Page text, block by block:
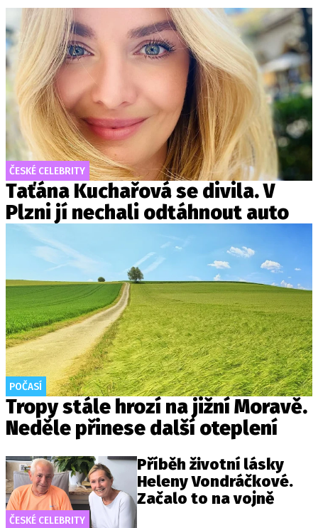
ČESKÉ CELEBRITY
Taťána Kuchařová se divila. V
Plzni jí nechali odtáhnout auto
POČASÍ
Tropy stále hrozí na jižní Moravě.
Neděle přinese další oteplení
ČESKÉ CELEBRITY
Příběh životní lásky
Heleny Vondráčkové.
Začalo to na vojně